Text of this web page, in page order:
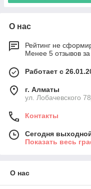
О нас
Рейтинг не
Менее 5 отзывов
Работает с
г. Алматы
ул. Лобачевского
Контакты
Сегодня
Показать весь
О нас